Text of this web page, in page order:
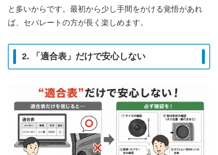
と多いからです。最初から少し手間をかける覚悟があれ
ば、セパレートの方が長く楽しめます。
2. 「適合表」だけで安心しない